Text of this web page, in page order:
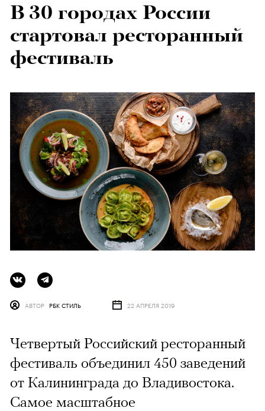
В 30 городах России
стартовал ресторанный
фестиваль
АВТОР РБК СТИЛЬ 22 АПРЕЛЯ 2019
Четвертый Российский ресторанный
фестиваль объединил 450 заведений
от Калининграда до Владивостока.
Самое масштабное